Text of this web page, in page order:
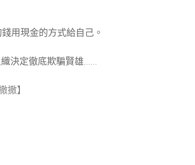
用現金的方式給自己。
決定徹底欺騙賢雄……
撒】